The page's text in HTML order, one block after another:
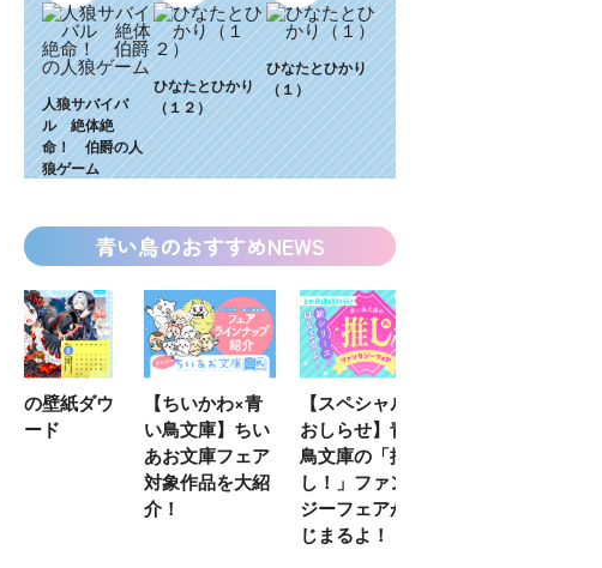
人狼サバイバ
ル 絶体絶
命！ 伯爵の人
狼ゲーム
ひなたとひかり
（１２）
ひなたとひかり
（１）
青い鳥のおすすめNEWS
【ちいかわ×青
い鳥文庫】ちい
【スペシャルな
おしらせ】青い
鳥文庫の「推
し！」ファンタ
ジーフェアがは
エブリスタ×講
談社青い鳥文庫
第９回小説賞開
催のおしらせ